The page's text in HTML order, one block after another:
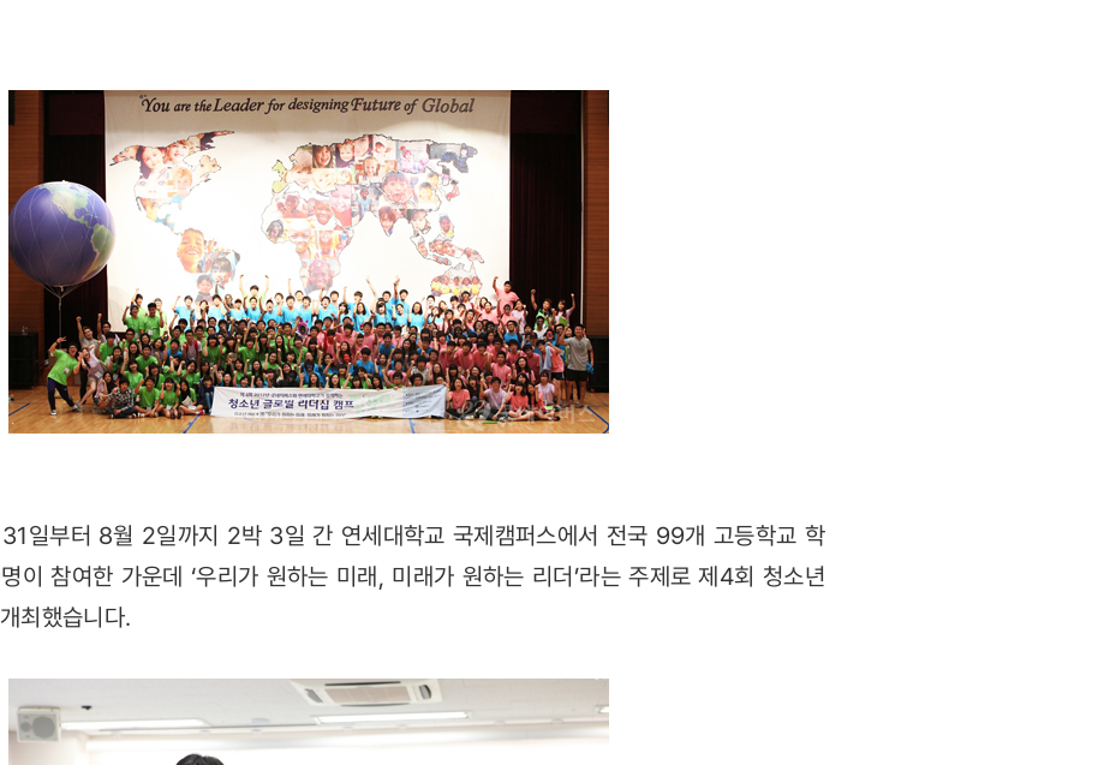
일부터 8월 2일까지 2박 3일 간 연세대학교 국제캠퍼스에서 전국 99개 고등학교 학
이 참여한 가운데 ‘우리가 원하는 미래, 미래가 원하는 리더’라는 주제로 제4회 청소년
최했습니다.